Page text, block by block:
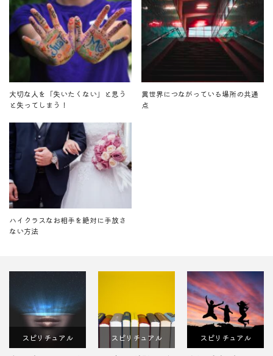
大切な人を「失いたくない」と思う
と失ってしまう！
異世界につながっている場所の共通
点
ハイクラスなお相手を絶対に手放さ
ない方法
チュアル スピリチュアル スピリチュアル スピリ